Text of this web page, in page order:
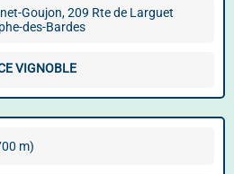
Goujon, 209 Rte de Larguet
des-Bardes
VIGNOBLE
m)